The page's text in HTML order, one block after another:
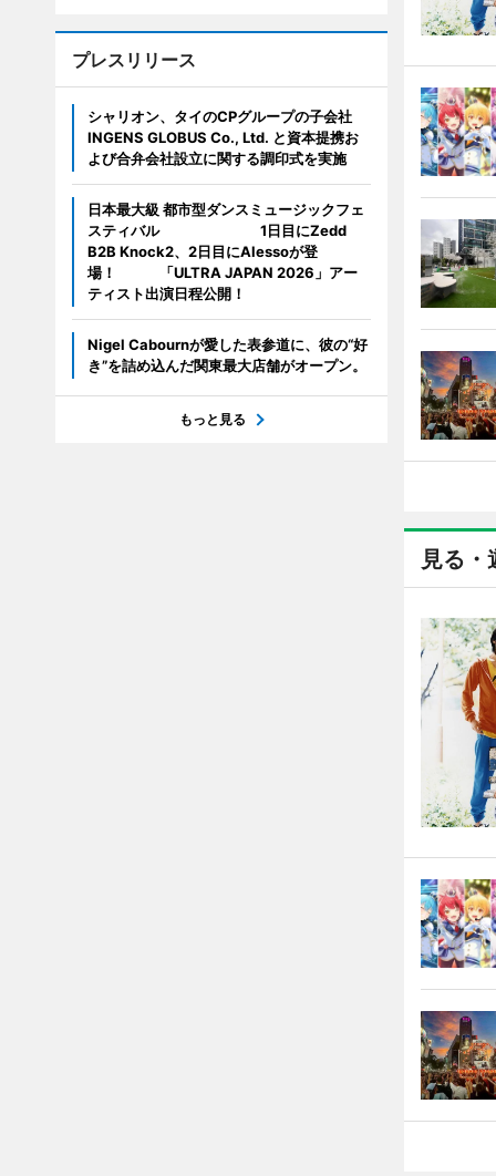
見る・
プレスリリース
シャリオン、タイのCPグループの子会社
INGENS GLOBUS Co., Ltd. と資本提携お
よび合弁会社設立に関する調印式を実施
日本最大級 都市型ダンスミュージックフェ
スティバル 1日目にZedd
B2B Knock2、2日目にAlessoが登
場！ 「ULTRA JAPAN 2026」アー
ティスト出演日程公開！
Nigel Cabournが愛した表参道に、彼の“好
き”を詰め込んだ関東最大店舗がオープン。
もっと見る